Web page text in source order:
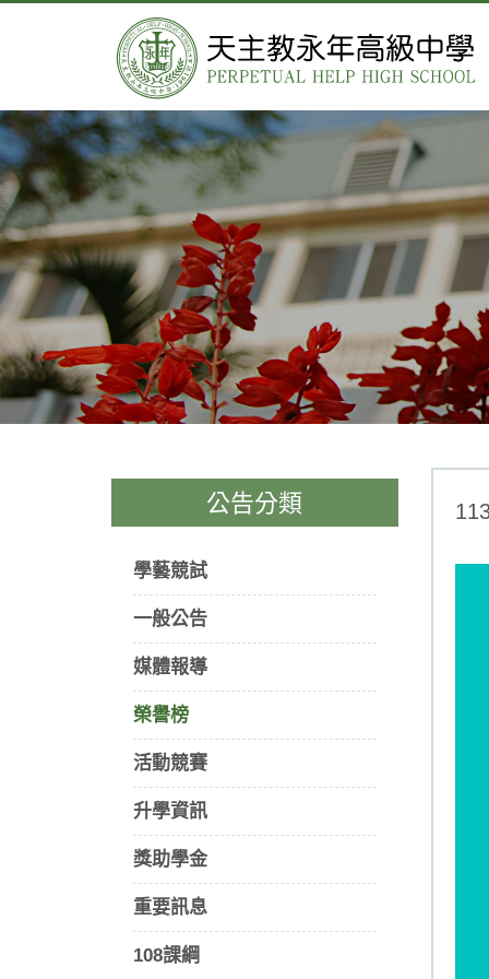
公告分類
學藝競試
一般公告
媒體報導
榮譽榜
活動競賽
升學資訊
獎助學金
重要訊息
108課綱